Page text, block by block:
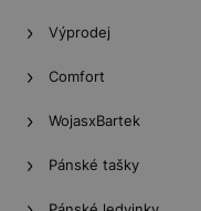
Výprodej
Comfort
WojasxBartek
Pánské tašky